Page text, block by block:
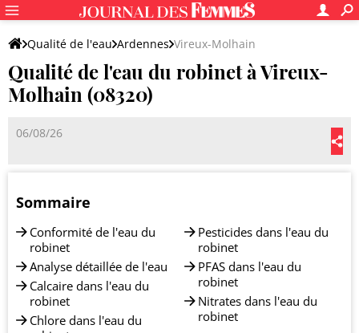
Qualité de l'eau Ardennes Vireux-Molhain
Qualité de l'eau du robinet à Vireux-
Molhain (08320)
06/08/26
Sommaire
Conformité de l'eau du
robinet
Analyse détaillée de l'eau
Calcaire dans l'eau du
robinet
Chlore dans l'eau du
Pesticides dans l'eau du
robinet
PFAS dans l'eau du
robinet
Nitrates dans l'eau du
robinet